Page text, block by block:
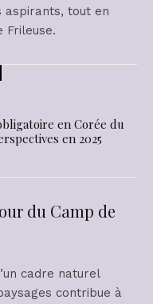
tout en
Frileuse.
en Corée du
en 2025
du Camp de
cadre naturel
contribue à